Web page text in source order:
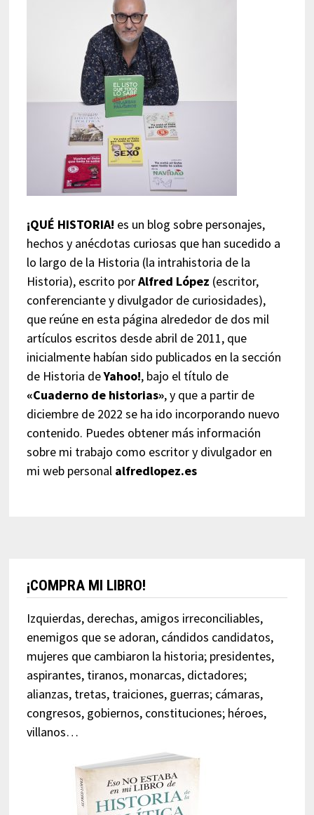
¡QUÉ HISTORIA! es un blog sobre personajes,
hechos y anécdotas curiosas que han sucedido a
lo largo de la Historia (la intrahistoria de la
Historia), escrito porAlfred López (escritor,
conferenciante y divulgador de curiosidades),
que reúne en esta página alrededor de dos mil
artículos escritos desde abril de 2011, que
inicialmente habían sido publicados en la sección
de Historia deYahoo!, bajo el título de
«Cuaderno de historias», y que a partir de
diciembre de 2022 se ha ido incorporando nuevo
contenido. Puedes obtener más información
sobre mi trabajo como escritor y divulgador en
mi web personal alfredlopez.es
¡COMPRA MI LIBRO!
Izquierdas, derechas, amigos irreconciliables,
enemigos que se adoran, cándidos candidatos,
mujeres que cambiaron la historia; presidentes,
aspirantes, tiranos, monarcas, dictadores;
alianzas, tretas, traiciones, guerras; cámaras,
congresos, gobiernos, constituciones; héroes,
villanos…